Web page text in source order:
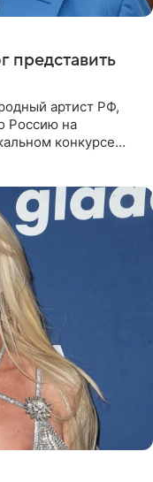
представить
артист РФ,
Россию на
конкурсе